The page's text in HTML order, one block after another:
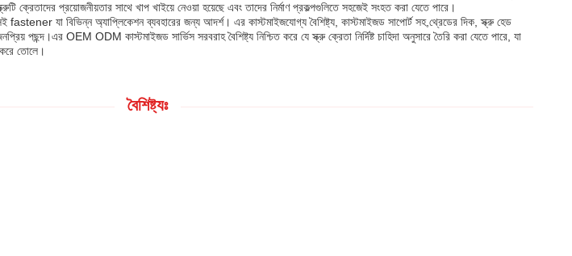
ক্রেতাদের প্রয়োজনীয়তার সাথে খাপ খাইয়ে নেওয়া হয়েছে এবং তাদের নির্মাণ প্রকল্পগুলিতে সহজেই সংহত করা যেতে পারে।
যা বিভিন্ন অ্যাপ্লিকেশন ব্যবহারের জন্য আদর্শ। এর কাস্টমাইজযোগ্য বৈশিষ্ট্য, কাস্টমাইজড সাপোর্ট সহ,থ্রেডের দিক, স্ক্রু হেড
পছন্দ।এর OEM ODM কাস্টমাইজড সার্ভিস সরবরাহ বৈশিষ্ট্য নিশ্চিত করে যে স্ক্রু ক্রেতা নির্দিষ্ট চাহিদা অনুসারে তৈরি করা যেতে পারে, যা
তোলে।
বৈশিষ্ট্যঃ